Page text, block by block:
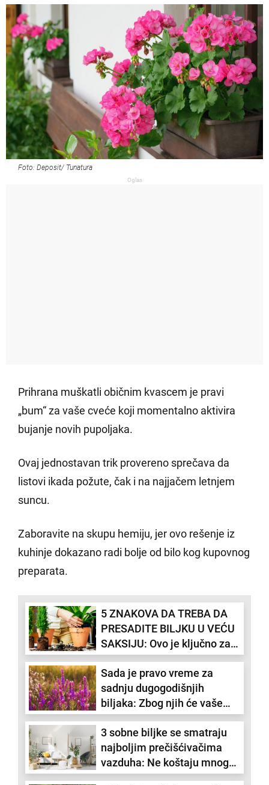
Foto: Deposit/ Tunatura
Oglas
Prihrana muškatli običnim kvascem je pravi
„bum“ za vaše cveće koji momentalno aktivira
bujanje novih pupoljaka.
Ovaj jednostavan trik provereno sprečava da
listovi ikada požute, čak i na najjačem letnjem
suncu.
Zaboravite na skupu hemiju, jer ovo rešenje iz
kuhinje dokazano radi bolje od bilo kog kupovnog
preparata.
5 ZNAKOVA DA TREBA DA
PRESADITE BILJKU U VEĆU
SAKSIJU: Ovo je ključno za
zdrav i bujan rast
Sada je pravo vreme za
sadnju dugogodišnjih
biljaka: Zbog njih će vaše
dvorište izgledati
neverovatno
3 sobne biljke se smatraju
najboljim prečišćivačima
vazduha: Ne koštaju mnogo i
krase prostor